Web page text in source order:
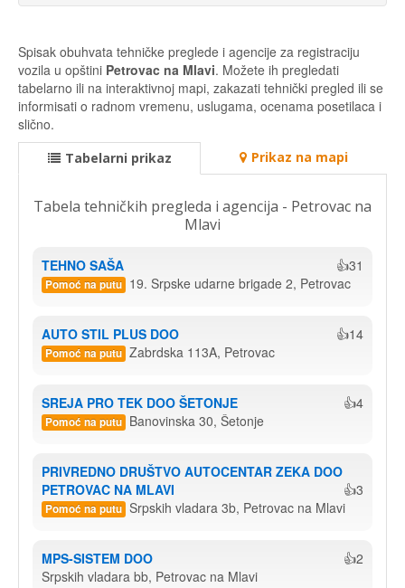
Spisak obuhvata tehničke preglede i agencije za registraciju
vozila u opštini Petrovac na Mlavi. Možete ih pregledati
tabelarno ili na interaktivnoj mapi, zakazati tehnički pregled ili se
informisati o radnom vremenu, uslugama, ocenama posetilaca i
slično.
Tabelarni prikaz Prikaz na mapi
Tabela tehničkih pregleda i agencija - Petrovac na
Mlavi
TEHNO SAŠA 👍31
Pomoć na putu 19. Srpske udarne brigade 2, Petrovac
AUTO STIL PLUS DOO 👍14
Pomoć na putu Zabrdska 113A, Petrovac
SREJA PRO TEK DOO ŠETONJE 👍4
Pomoć na putu Banovinska 30, Šetonje
PRIVREDNO DRUŠTVO AUTOCENTAR ZEKA DOO
PETROVAC NA MLAVI
👍3
Pomoć na putu Srpskih vladara 3b, Petrovac na Mlavi
MPS-SISTEM DOO
👍2
Srpskih vladara bb, Petrovac na Mlavi